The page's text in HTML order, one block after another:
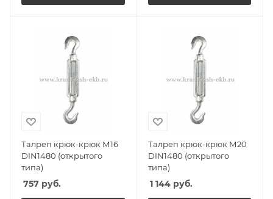
Талреп крюк-крюк М16
DIN1480 (открытого
типа)
757 руб.
Талреп крюк-крюк М20
DIN1480 (открытого
типа)
1 144руб.